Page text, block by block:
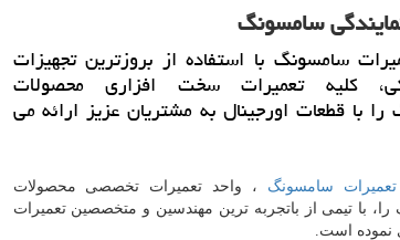
سامسونگ
سامسونگ با استفاده از بروزترین تجهیزات
كلیه تعمیرات سخت افزاری محصولات
با قطعات اورجینال به مشتریان عزیز ارائه می
تعمیرات سامسونگ ، واحد تعمیرات تخصصی محصولات
با تیمی از باتجربه ترین مهندسین و متخصصین تعمیرات
نموده است.